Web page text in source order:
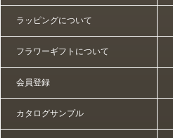
ラッピングについて
フラワーギフトについて
会員登録
カタログサンプル